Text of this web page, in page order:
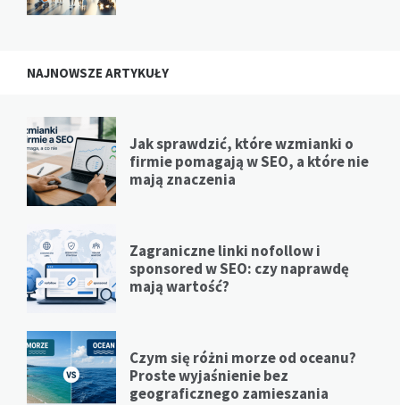
NAJNOWSZE ARTYKUŁY
Jak sprawdzić, które wzmianki o
firmie pomagają w SEO, a które nie
mają znaczenia
Zagraniczne linki nofollow i
sponsored w SEO: czy naprawdę
mają wartość?
Czym się różni morze od oceanu?
Proste wyjaśnienie bez
geograficznego zamieszania